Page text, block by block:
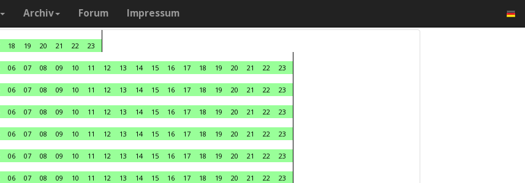
Archiv Forum Impressum
18 19 20 21 22
23
06 07 08 09 10 11 12 13 14 15 16 17 18 19 20 21 22
23
06 07 08 09 10 11 12 13 14 15 16 17 18 19 20 21 22
23
06 07 08 09 10 11 12 13 14 15 16 17 18 19 20 21 22
23
06 07 08 09 10 11 12 13 14 15 16 17 18 19 20 21 22
23
06 07 08 09 10 11 12 13 14 15 16 17 18 19 20 21 22
23
06 07 08 09 10 11 12 13 14 15 16 17 18 19 20 21 22
23